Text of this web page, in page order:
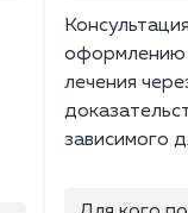
оформлению
лечения
зависимого